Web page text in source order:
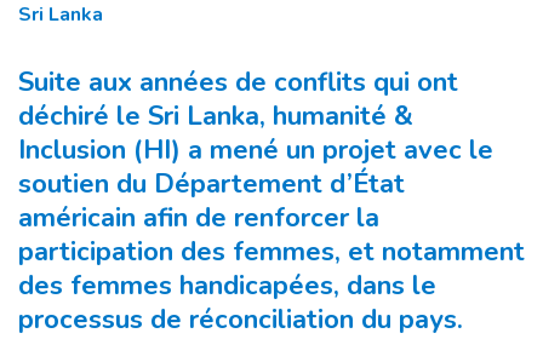
Sri Lanka
Suite aux années de conflits qui ont
déchiré le Sri Lanka, humanité &
Inclusion (HI) a mené un projet avec le
soutien du Département d’État
américain afin de renforcer la
participation des femmes, et notamment
des femmes handicapées, dans le
processus de réconciliation du pays.